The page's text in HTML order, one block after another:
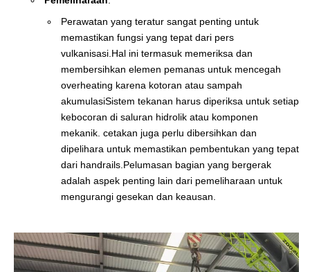
Perawatan yang teratur sangat penting untuk
memastikan fungsi yang tepat dari pers
vulkanisasi.Hal ini termasuk memeriksa dan
membersihkan elemen pemanas untuk mencegah
overheating karena kotoran atau sampah
akumulasiSistem tekanan harus diperiksa untuk setiap
kebocoran di saluran hidrolik atau komponen
mekanik. cetakan juga perlu dibersihkan dan
dipelihara untuk memastikan pembentukan yang tepat
dari handrails.Pelumasan bagian yang bergerak
adalah aspek penting lain dari pemeliharaan untuk
mengurangi gesekan dan keausan.